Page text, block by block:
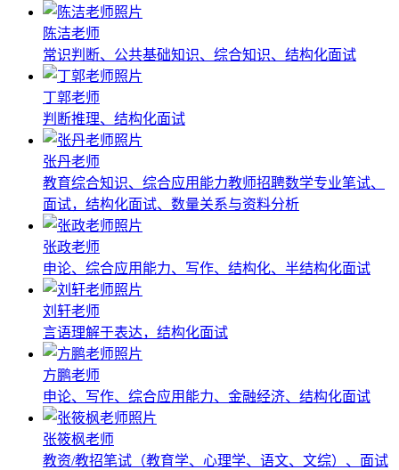
陈洁老师
常识判断、公共基础知识、综合知识、结构化面试
丁郭老师
判断推理、结构化面试
张丹老师
教育综合知识、综合应用能力教师招聘数学专业笔试、
面试，结构化面试、数量关系与资料分析
张政老师
申论、综合应用能力、写作、结构化、半结构化面试
刘轩老师
言语理解于表达，结构化面试
方鹏老师
申论、写作、综合应用能力、金融经济、结构化面试
张筱枫老师
教资/教招笔试（教育学、心理学、语文、文综）、面试